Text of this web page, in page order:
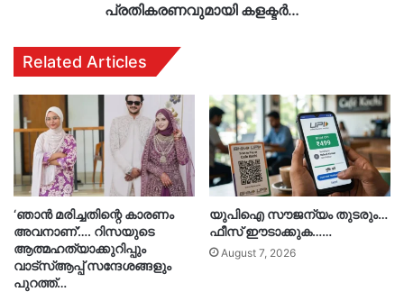
പ്രതികരണവുമായി കളക്ടർ…
Related Articles
‘ഞാൻ മരിച്ചതിന്റെ കാരണം
അവനാണ്’…. റിസയുടെ
ആത്മഹത്യാക്കുറിപ്പും
വാട്‌സ്ആപ്പ് സന്ദേശങ്ങളും
പുറത്ത്…
യുപിഐ സൗജന്യം തുടരും…
ഫീസ് ഈടാക്കുക……
August 7, 2026